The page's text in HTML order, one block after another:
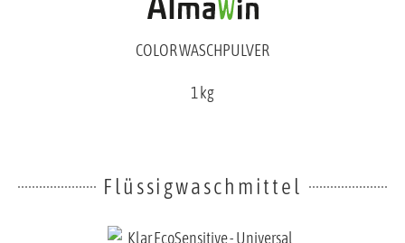
COLOR WASCHPULVER
1 kg
Flüssigwaschmittel